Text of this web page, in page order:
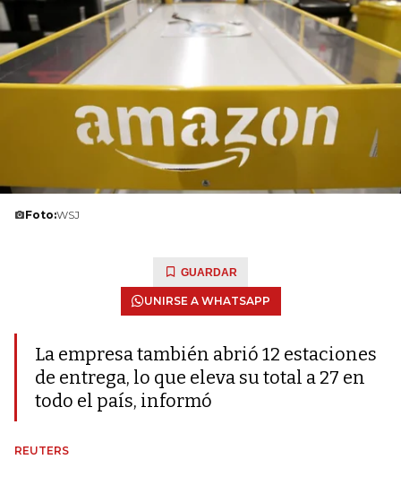
Foto:WSJ
GUARDAR
UNIRSE A WHATSAPP
La empresa también abrió 12 estaciones
de entrega, lo que eleva su total a 27 en
todo el país, informó
REUTERS